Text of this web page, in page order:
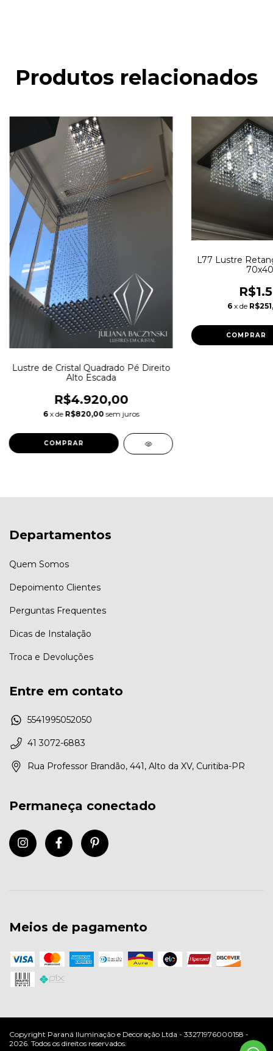
Produtos relacionados
Lustre de Cristal Quadrado Pé Direito
Alto Escada
R$4.920,00
6 x de R$820,00 sem juros
COMPRAR
L77 Lustre
6 x de
Departamentos
Quem Somos
Depoimento Clientes
Perguntas Frequentes
Dicas de Instalação
Troca e Devoluções
Entre em contato
5541995052050
41 3072-6883
Rua Professor Brandão, 441, Alto da XV, Curitiba-PR
Permaneça conectado
Meios de pagamento
Copyright Paraná Iluminação e Decoração Ltda - 33271976000158 -
2026. Todos os direitos reservados.